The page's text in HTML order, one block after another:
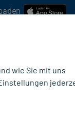
wie Sie mit uns